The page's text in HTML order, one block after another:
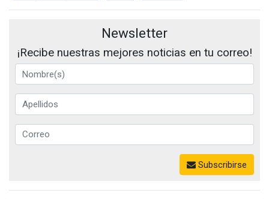
Newsletter
¡Recibe nuestras mejores noticias en tu correo!
Subscribirse